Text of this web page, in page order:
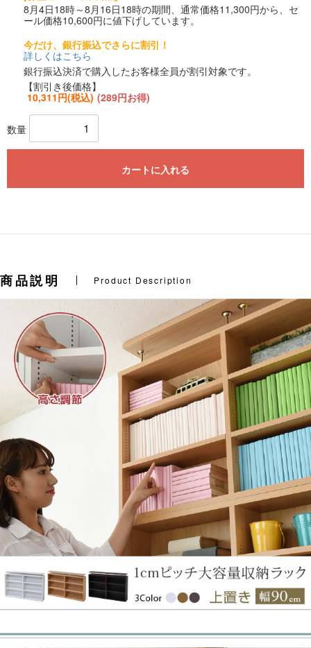
8月4日18時～8月16日18時の期間、通常価格11,300円から、セ
ール価格10,600円に値下げしています。
今だけ、銀行振込でさらに割引！
詳しくはこちら
銀行振込決済で購入したお客様全員が割引対象です。
【割引き後価格】
10,311円(税込) (289円お得)
数量
カートに入れる
商品説明 Product Description